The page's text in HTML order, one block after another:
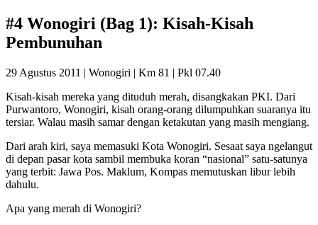
#4 Wonogiri (Bag 1): Kisah-Kisah
Pembunuhan
29 Agustus 2011 | Wonogiri | Km 81 | Pkl 07.40
Kisah-kisah mereka yang dituduh merah, disangkakan PKI. Dari
Purwantoro, Wonogiri, kisah orang-orang dilumpuhkan suaranya itu
tersiar. Walau masih samar dengan ketakutan yang masih mengiang.
Dari arah kiri, saya memasuki Kota Wonogiri. Sesaat saya ngelangut
di depan pasar kota sambil membuka koran “nasional” satu-satunya
yang terbit: Jawa Pos. Maklum, Kompas memutuskan libur lebih
dahulu.
Apa yang merah di Wonogiri?